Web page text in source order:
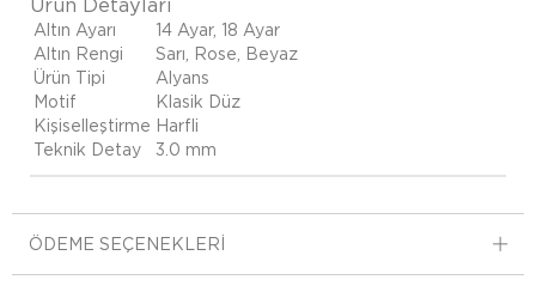
Ürün Detayları
Altın Ayarı
14 Ayar, 18 Ayar
Altın Rengi
Sarı, Rose, Beyaz
Ürün Tipi
Alyans
Motif
Klasik Düz
Kişiselleştirme Harfli
Teknik Detay
3.0 mm
ÖDEME SEÇENEKLERI